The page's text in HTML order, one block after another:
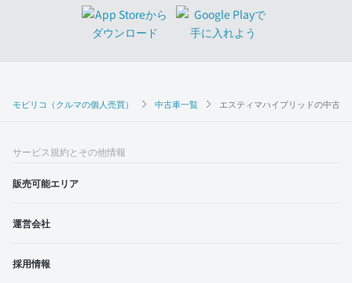
モビリコ（クルマの個人売買） 中古車一覧 エスティマハイブリッドの中古車
サービス規約とその他情報
販売可能エリア
運営会社
採用情報